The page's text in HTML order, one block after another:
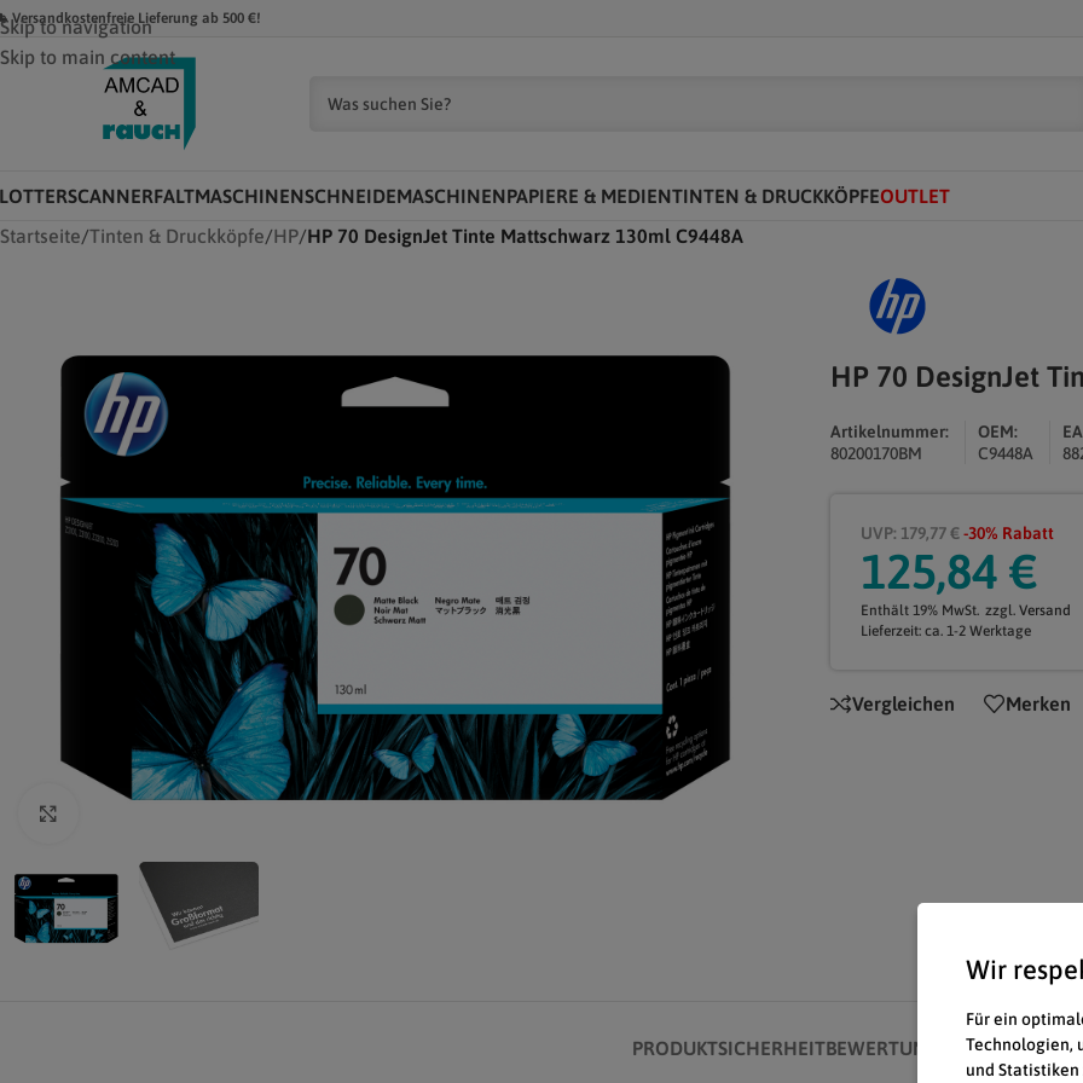
Skip to navigation
Skip to main content
Lieferung ab 500 €!
SCANNERFALTMASCHINENSCHNEIDEMASCHINENPAPIERE & MEDIENTINTEN & DRUCKKÖPFEOUTLET
Startseite/Tinten & Druckköpfe/HP/HP 70 DesignJet Tinte Mattschwarz 130ml C9448A
HP 70 DesignJet
Artikelnummer:
80200170BM
OEM:
C9448A
UVP: 179,77 €-30% Rabatt
125,84 €
Enthält 19% MwSt. zzgl. Versand
Lieferzeit: ca. 1-2 Werktage
Vergleichen Merken
PRODUKTSICHERHEITBEWERTUNGEN (0)
Wir
Für ein
Technologien,
und Statistiken